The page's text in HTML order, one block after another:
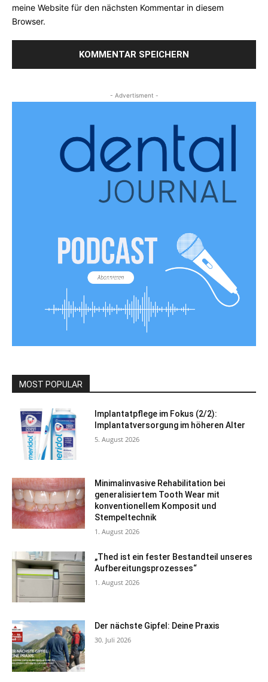
meine Website für den nächsten Kommentar in diesem
Browser.
- Advertisment -
MOST POPULAR
Implantatpflege im Fokus (2/2):
Implantatversorgung im höheren Alter
5. August 2026
Minimalinvasive Rehabilitation bei
generalisiertem Tooth Wear mit
konventionellem Komposit und
Stempeltechnik
1. August 2026
„Thed ist ein fester Bestandteil unseres
Aufbereitungsprozesses“
1. August 2026
Der nächste Gipfel: Deine Praxis
30. Juli 2026